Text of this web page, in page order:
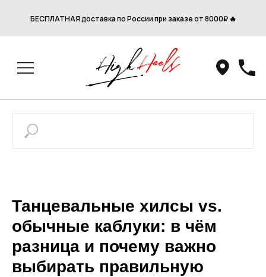
БЕСПЛАТНАЯ доставка по России при заказе от 8000₽ 🔥
Танцевальные хилсы vs.
обычные каблуки: в чём
разница и почему важно
выбирать правильную